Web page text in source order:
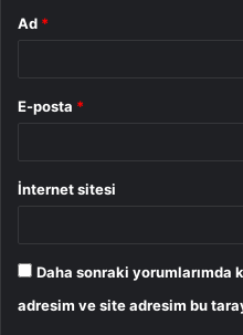
Ad *
E-posta *
İnternet sitesi
Daha sonraki yorumlarımda
adresim ve site adresim bu